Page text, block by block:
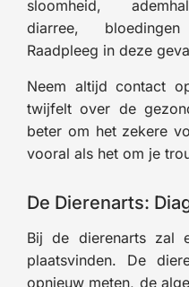
sloomheid,
diarree,
Raadpleeg in deze
Neem altijd contact
twijfelt over de
beter om het zekere
vooral als het om je
De Dierenarts:
Bij de dierenarts zal
plaatsvinden. De
opnieuw meten, de